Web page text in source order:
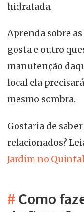
hidratada.
Aprenda sobre
gosta e outro
manutenção
local ela
mesmo sombra.
Gostaria de
relacionados?
Jardim no Quintal
# Como